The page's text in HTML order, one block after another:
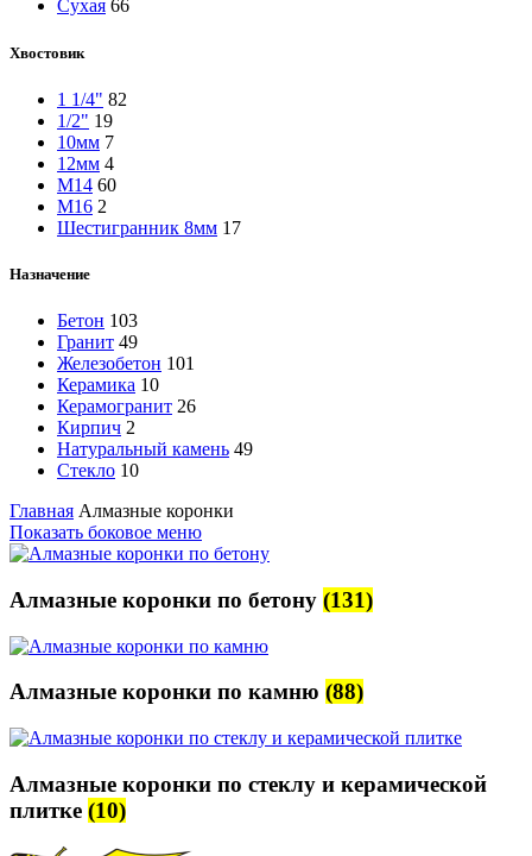
Сухая 66
Хвостовик
1 1/4" 82
1/2" 19
10мм 7
12мм 4
М14 60
М16 2
Шестигранник 8мм 17
Назначение
Бетон 103
Гранит 49
Железобетон 101
Керамика 10
Керамогранит 26
Кирпич 2
Натуральный камень 49
Стекло 10
Главная Алмазные коронки
Показать боковое меню
Алмазные коронки по бетону (131)
Алмазные коронки по камню (88)
Алмазные коронки по стеклу и керамической
плитке (10)